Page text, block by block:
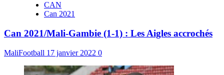
CAN
Can 2021
Can 2021/Mali-Gambie (1-1) : Les Aigles accrochés
MaliFootball 17 janvier 2022 0